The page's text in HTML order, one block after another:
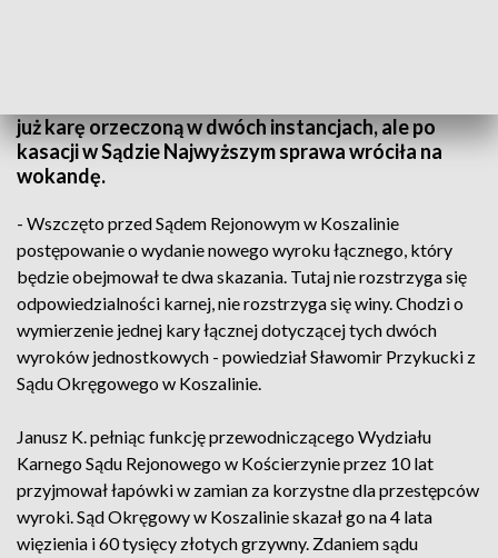
już karę orzeczoną w dwóch instancjach, ale po
kasacji w Sądzie Najwyższym sprawa wróciła na
wokandę.
- Wszczęto przed Sądem Rejonowym w Koszalinie
postępowanie o wydanie nowego wyroku łącznego, który
będzie obejmował te dwa skazania. Tutaj nie rozstrzyga się
odpowiedzialności karnej, nie rozstrzyga się winy. Chodzi o
wymierzenie jednej kary łącznej dotyczącej tych dwóch
wyroków jednostkowych - powiedział Sławomir Przykucki z
Sądu Okręgowego w Koszalinie.
Janusz K. pełniąc funkcję przewodniczącego Wydziału
Karnego Sądu Rejonowego w Kościerzynie przez 10 lat
przyjmował łapówki w zamian za korzystne dla przestępców
wyroki. Sąd Okręgowy w Koszalinie skazał go na 4 lata
więzienia i 60 tysięcy złotych grzywny. Zdaniem sądu